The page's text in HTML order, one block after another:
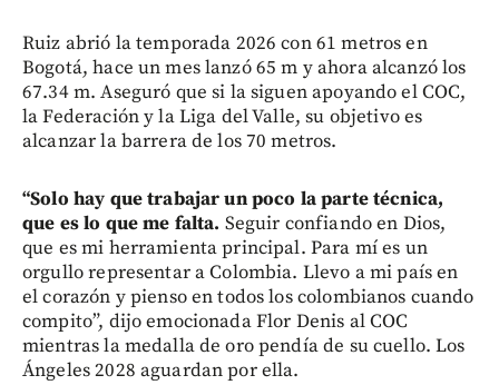
Ruiz abrió la temporada 2026 con 61 metros en
Bogotá, hace un mes lanzó 65 m y ahora alcanzó los
67.34 m. Aseguró que si la siguen apoyando el COC,
la Federación y la Liga del Valle, su objetivo es
alcanzar la barrera de los 70 metros.
“Solo hay que trabajar un poco la parte técnica,
que es lo que me falta. Seguir confiando en Dios,
que es mi herramienta principal. Para mí es un
orgullo representar a Colombia. Llevo a mi país en
el corazón y pienso en todos los colombianos cuando
compito”, dijo emocionada Flor Denis al COC
mientras la medalla de oro pendía de su cuello. Los
Ángeles 2028 aguardan por ella.